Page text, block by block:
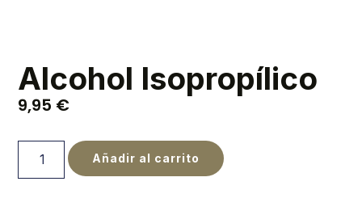
Alcohol Isopropílico
9,95 €
Añadir al carrito